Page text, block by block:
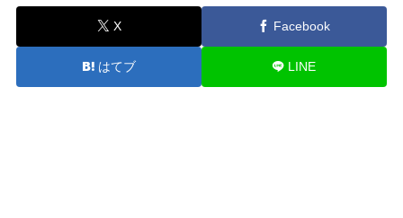
X Facebook
はてブ LINE